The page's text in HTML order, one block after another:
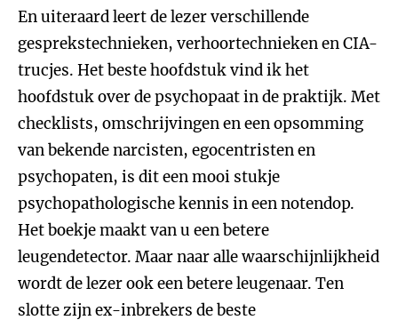
En uiteraard leert de lezer verschillende
gesprekstechnieken, verhoortechnieken en CIA-
trucjes. Het beste hoofdstuk vind ik het
hoofdstuk over de psychopaat in de praktijk. Met
checklists, omschrijvingen en een opsomming
van bekende narcisten, egocentristen en
psychopaten, is dit een mooi stukje
psychopathologische kennis in een notendop.
Het boekje maakt van u een betere
leugendetector. Maar naar alle waarschijnlijkheid
wordt de lezer ook een betere leugenaar. Ten
slotte zijn ex-inbrekers de beste